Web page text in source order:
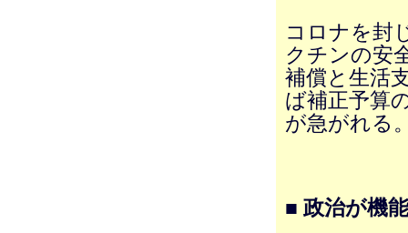
コロナを封
クチンの安
補償と生活
ば補正予算
が急がれる
■ 政治が機